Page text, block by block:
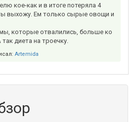
кое-как и в итоге потеряла 4
выхожу. Ем только сырые овощи и
которые отвалились, больше ко
диета на троечку.
Artemida